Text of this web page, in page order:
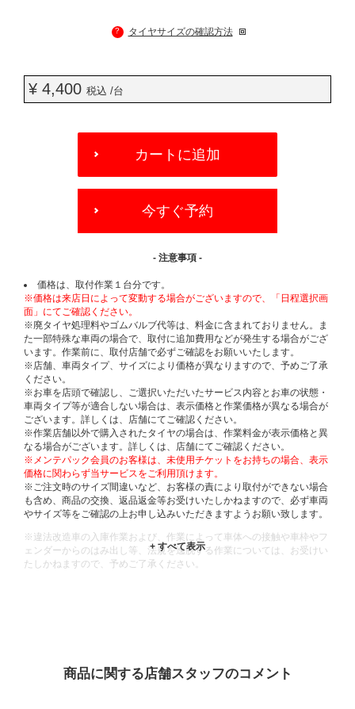
? タイヤサイズの確認方法
¥ 4,400 税込 /台
OPTIONS
カートに追加
今すぐ予約
- 注意事項 -
価格は、取付作業１台分です。
※価格は来店日によって変動する場合がございますので、「日程選択画
面」にてご確認ください。
※廃タイヤ処理料やゴムバルブ代等は、料金に含まれておりません。ま
た一部特殊な車両の場合で、取付に追加費用などが発生する場合がござ
います。作業前に、取付店舗で必ずご確認をお願いいたします。
※店舗、車両タイプ、サイズにより価格が異なりますので、予めご了承
ください。
※お車を店頭で確認し、ご選択いただいたサービス内容とお車の状態・
車両タイプ等が適合しない場合は、表示価格と作業価格が異なる場合が
ございます。詳しくは、店舗にてご確認ください。
※作業店舗以外で購入されたタイヤの場合は、作業料金が表示価格と異
なる場合がございます。詳しくは、店舗にてご確認ください。
※メンテパック会員のお客様は、未使用チケットをお持ちの場合、表示
価格に関わらず当サービスをご利用頂けます。
※ご注文時のサイズ間違いなど、お客様の責により取付ができない場合
も含め、商品の交換、返品返金等お受けいたしかねますので、必ず車両
やサイズ等をご確認の上お申し込みいただきますようお願い致します。
※違法改造車の入庫作業および、作業によって車体への接触や車枠やフ
ェンダーからのはみ出し等、法規を逸脱する作業については、お受けい
たしかねますので、予めご了承ください。
商品に関する店舗スタッフのコメント